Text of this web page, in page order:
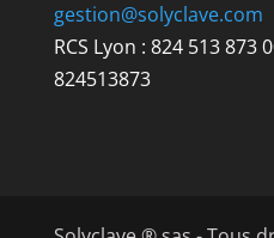
gestion@solyclave.com
RCS Lyon : 824 513 873
824513873